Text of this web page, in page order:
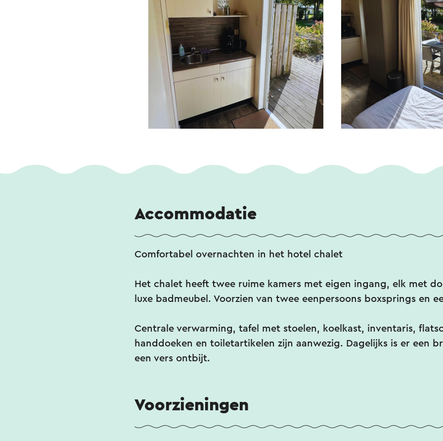
Accommodatie
Comfortabel overnachten in het hotel chalet
Het chalet heeft twee ruime kamers met eigen ingang, elk met
luxe badmeubel. Voorzien van twee eenpersoons boxsprings en
Centrale verwarming, tafel met stoelen, koelkast, inventaris,
handdoeken en toiletartikelen zijn aanwezig. Dagelijks is er een
een vers ontbijt.
Voorzieningen